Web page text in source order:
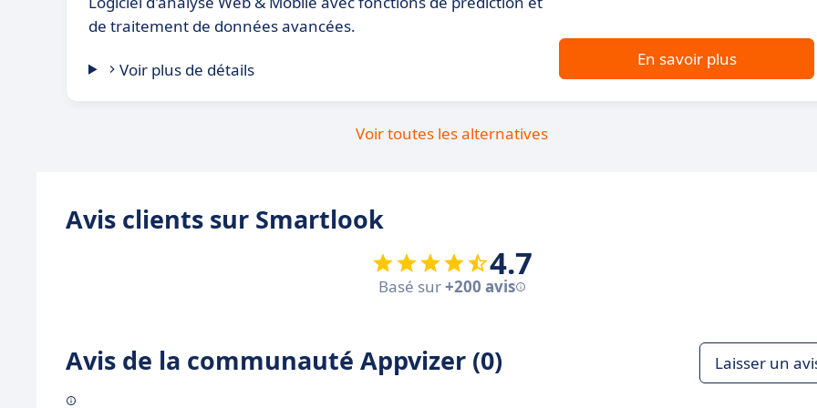
de traitement de données avancées.
Voir plus de détails
En savoir plus
Voir toutes les alternatives
Avis clients sur Smartlook
4.7
Basé sur+200 avis
Avis de la communauté Appvizer (0) Laisser un